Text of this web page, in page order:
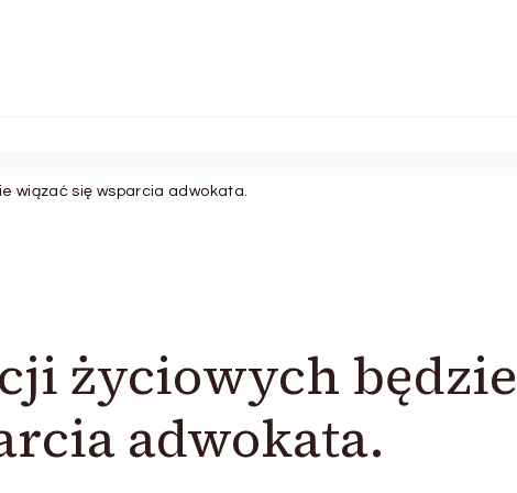
wiązać się wsparcia adwokata.
życiowych będzie
adwokata.